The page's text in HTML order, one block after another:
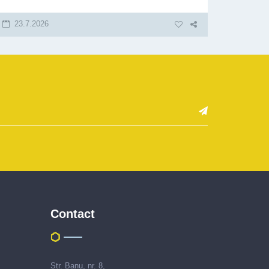
23.7.2026
Inscriere
newsletter
Contact
Str. Banu, nr. 8,